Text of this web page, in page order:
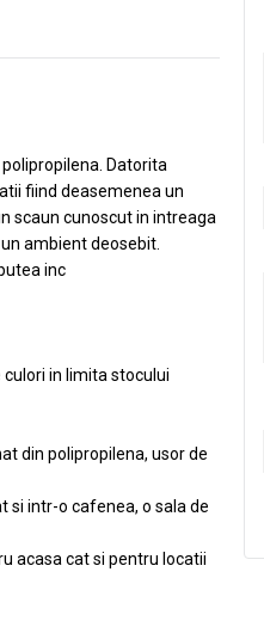
Datorita
fiind deasemenea un
scaun cunoscut in intreaga
ambient deosebit.
inc
in limita stocului
din polipropilena, usor de
si intr-o cafenea, o sala de
acasa cat si pentru locatii